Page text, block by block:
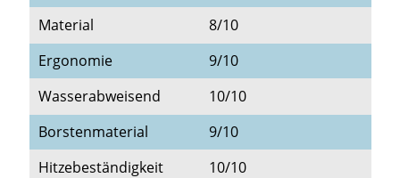
Material
8/10
Ergonomie
9/10
Wasserabweisend
10/10
Borstenmaterial
9/10
Hitzebeständigkeit
10/10